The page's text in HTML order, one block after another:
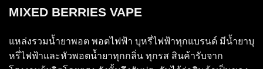
MIXED BERRIES VAPE
แหล่งรวมน้ำยาพอต พอตไฟฟ้า บุหรี่ไฟฟ้าทุกแบรนด์ มีน้ำยาบุ
หรี่่ไฟฟ้าและหัวพอตน้ำยาทุกกลิ่น ทุกรส สินค้ารับจาก